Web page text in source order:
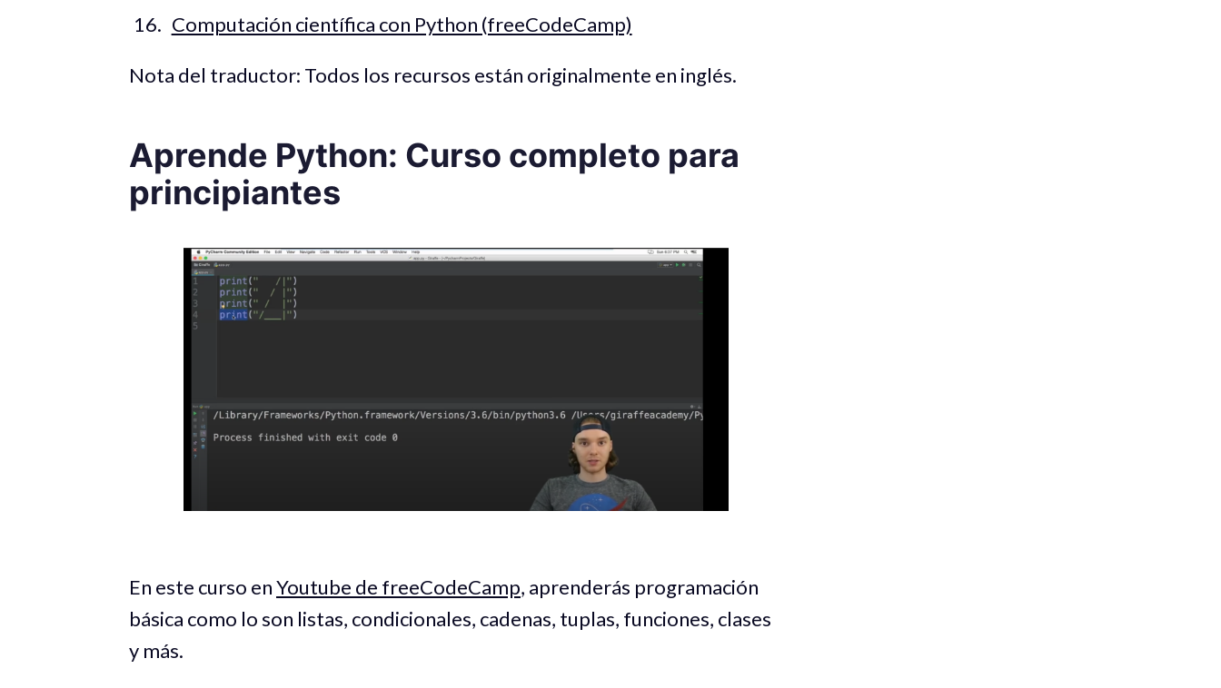
Computación científica con Python (freeCodeCamp)
Nota del traductor: Todos los recursos están originalmente en inglés.
Aprende Python: Curso completo para
principiantes
En este curso enYoutube de freeCodeCamp, aprenderás programación
básica como lo son listas, condicionales, cadenas, tuplas, funciones, clases
y más.